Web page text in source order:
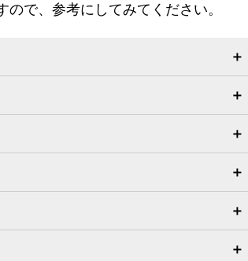
で、参考にしてみてください。